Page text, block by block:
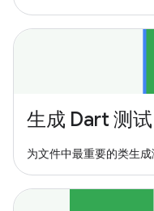
生成 Dart 测试
为文件中最重要的类生成